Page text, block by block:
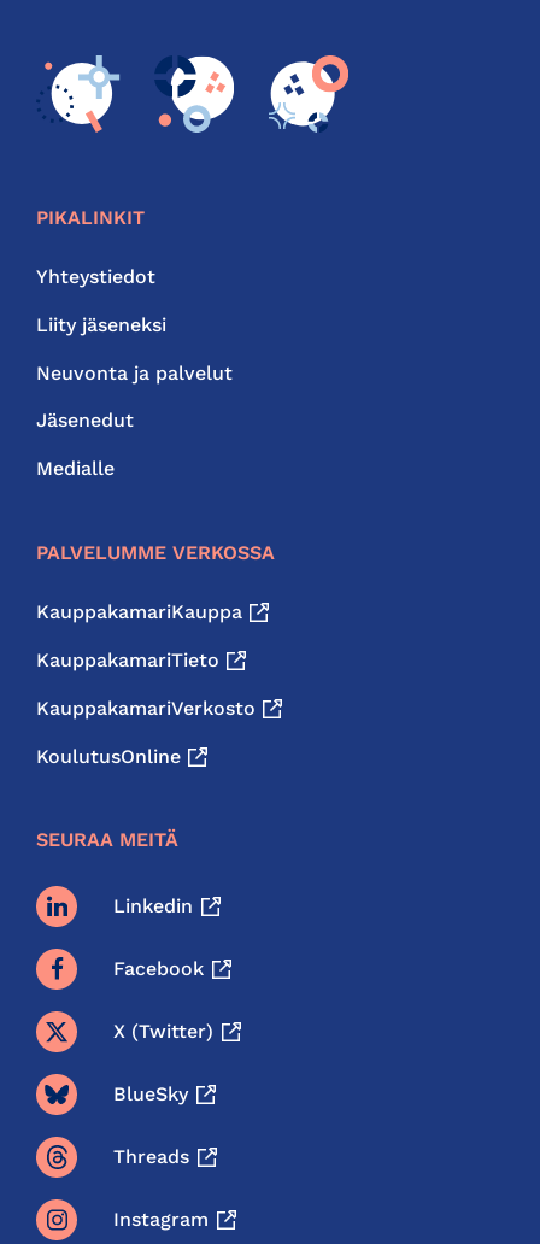
PIKALINKIT
Yhteystiedot
Liity jäseneksi
Neuvonta ja palvelut
Jäsenedut
Medialle
PALVELUMME VERKOSSA
KauppakamariKauppa
KauppakamariTieto
KauppakamariVerkosto
KoulutusOnline
SEURAA MEITÄ
Linkedin
Facebook
X (twitter)
BlueSky
Threads
Instagram